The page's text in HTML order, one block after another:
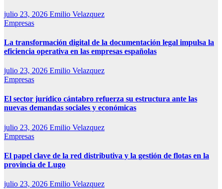
julio 23, 2026 Emilio Velazquez
Empresas
La transformación digital de la documentación legal impulsa la
eficiencia operativa en las empresas españolas
julio 23, 2026 Emilio Velazquez
Empresas
El sector jurídico cántabro refuerza su estructura ante las
nuevas demandas sociales y económicas
julio 23, 2026 Emilio Velazquez
Empresas
El papel clave de la red distributiva y la gestión de flotas en la
provincia de Lugo
julio 23, 2026 Emilio Velazquez